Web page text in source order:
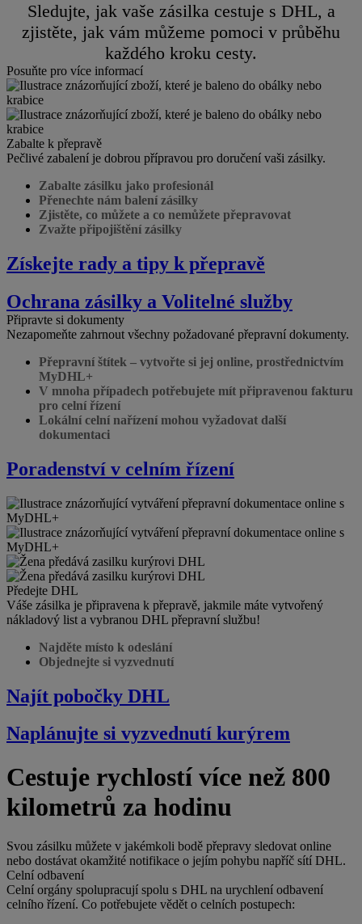
Sledujte, jak vaše zásilka cestuje s DHL, a
zjistěte, jak vám můžeme pomoci v průběhu
každého kroku cesty.
Posuňte pro více informací
Zabalte k přepravě
Pečlivé zabalení je dobrou přípravou pro doručení vaši zásilky.
Zabalte zásilku jako profesionál
Přenechte nám balení zásilky
Zjistěte, co můžete a co nemůžete přepravovat
Zvažte připojištění zásilky
Získejte rady a tipy k přepravě
Ochrana zásilky a Volitelné služby
Připravte si dokumenty
Nezapomeňte zahrnout všechny požadované přepravní dokumenty.
Přepravní štítek – vytvořte si jej online, prostřednictvím
MyDHL+
V mnoha případech potřebujete mít připravenou fakturu
pro celní řízení
Lokální celní nařízení mohou vyžadovat další
dokumentaci
Poradenství v celním řízení
Předejte DHL
Váše zásilka je připravena k přepravě, jakmile máte vytvořený
nákladový list a vybranou DHL přepravní službu!
Najděte místo k odeslání
Objednejte si vyzvednutí
Najít pobočky DHL
Naplánujte si vyzvednutí kurýrem
Cestuje rychlostí více než 800
kilometrů za hodinu
Svou zásilku můžete v jakémkoli bodě přepravy sledovat online
nebo dostávat okamžité notifikace o jejím pohybu napříč sítí DHL.
Celní odbavení
Celní orgány spolupracují spolu s DHL na urychlení odbavení
celního řízení. Co potřebujete vědět o celních postupech: